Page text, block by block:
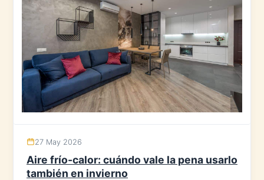
27 May 2026
Aire frío-calor: cuándo vale la pena usarlo
también en invierno